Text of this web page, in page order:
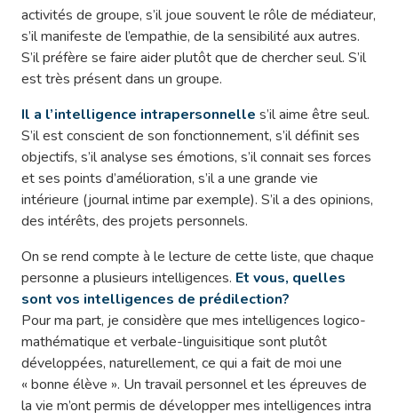
activités de groupe, s’il joue souvent le rôle de médiateur,
s’il manifeste de l’empathie, de la sensibilité aux autres.
S’il préfère se faire aider plutôt que de chercher seul. S’il
est très présent dans un groupe.
Il a l’intelligence intrapersonnelle s’il aime être seul.
S’il est conscient de son fonctionnement, s’il définit ses
objectifs, s’il analyse ses émotions, s’il connait ses forces
et ses points d’amélioration, s’il a une grande vie
intérieure (journal intime par exemple). S’il a des opinions,
des intérêts, des projets personnels.
On se rend compte à le lecture de cette liste, que chaque
personne a plusieurs intelligences. Et vous, quelles
sont vos intelligences de prédilection?
Pour ma part, je considère que mes intelligences logico-
mathématique et verbale-linguisitique sont plutôt
développées, naturellement, ce qui a fait de moi une
« bonne élève ». Un travail personnel et les épreuves de
la vie m’ont permis de développer mes intelligences intra